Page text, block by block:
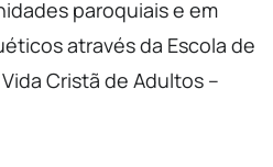
paroquiais e em
através da Escola de
Cristã de Adultos –